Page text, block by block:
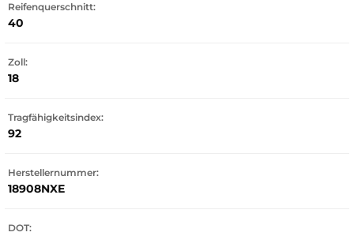
Reifenquerschnitt:
40
Zoll:
18
Tragfähigkeitsindex:
92
Herstellernummer:
18908NXE
DOT: